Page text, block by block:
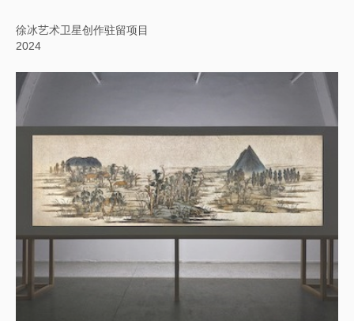
徐冰艺术卫星创作驻留项目
2024